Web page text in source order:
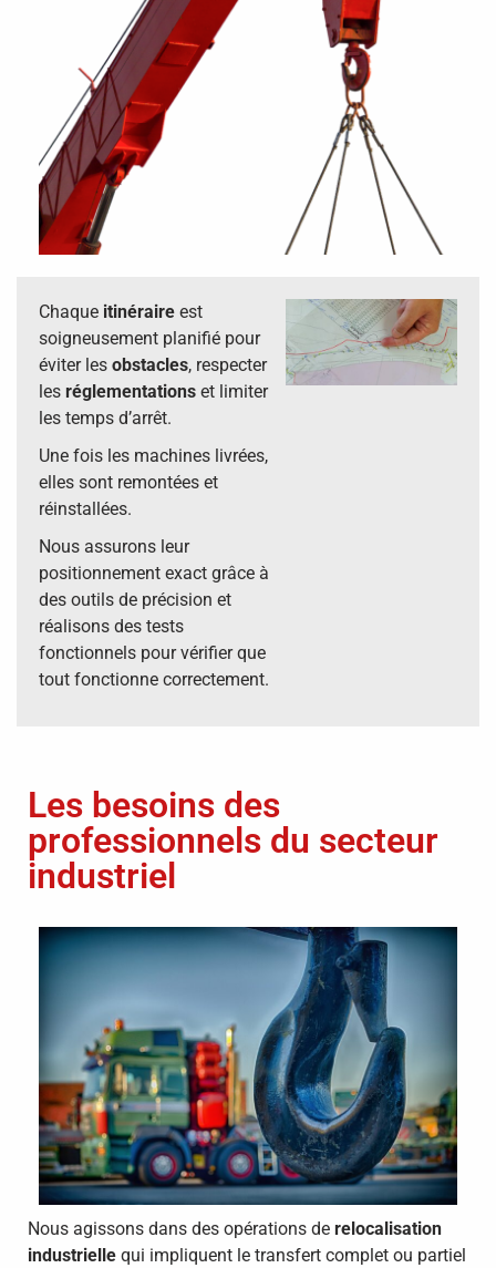
Chaque itinéraire est
soigneusement planifié pour
éviter les obstacles, respecter
les réglementations et limiter
les temps d’arrêt.
Une fois les machines livrées,
elles sont remontées et
réinstallées.
Nous assurons leur
positionnement exact grâce à
des outils de précision et
réalisons des tests
fonctionnels pour vérifier que
tout fonctionne correctement.
Les besoins des
professionnels du secteur
industriel
Nous agissons dans des opérations de relocalisation
industrielle qui impliquent le transfert complet ou partiel